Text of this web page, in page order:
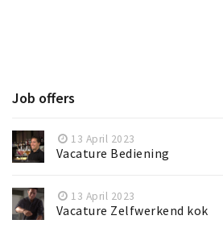
Job offers
13 April 2023
Vacature Bediening
13 April 2023
Vacature Zelfwerkend kok